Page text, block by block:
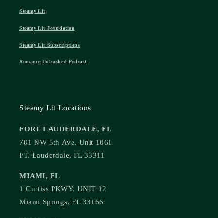
Steamy Lit
Steamy Lit Foundation
Steamy Lit Subscriptions
Romance Unleashed Podcast
Steamy Lit Locations
FORT LAUDERDALE, FL
701 NW 5th Ave, Unit 1061
FT. Lauderdale, FL 33311
MIAMI, FL
1 Curtiss PKWY, UNIT 12
Miami Springs, FL 33166